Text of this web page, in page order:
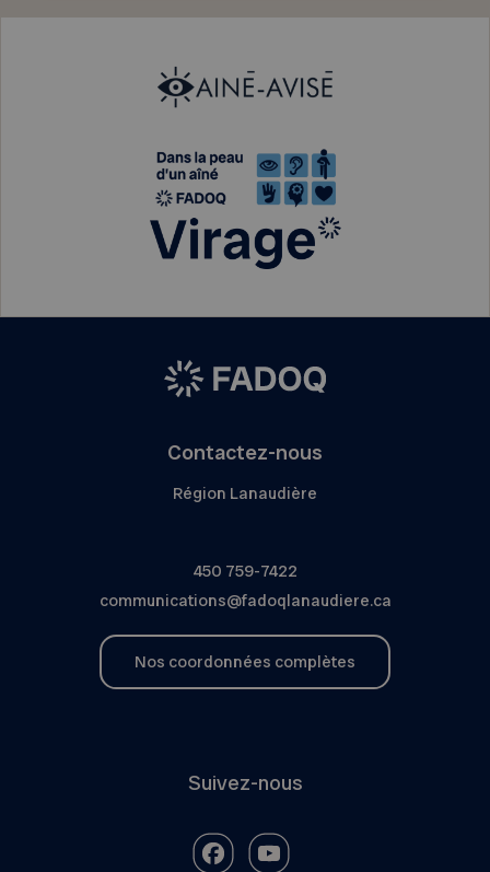
Contactez-nous
Région Lanaudière
450 759-7422
communications@fadoqlanaudiere.ca
Nos coordonnées complètes
Suivez-nous